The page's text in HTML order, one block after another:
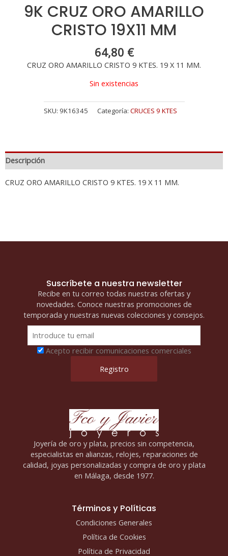
9K CRUZ ORO AMARILLO
CRISTO 19X11 MM
64,80 €
CRUZ ORO AMARILLO CRISTO 9 KTES. 19 X 11 MM.
Sin existencias
SKU: 9K16345 Categoría: CRUCES 9 KTES
Descripción
CRUZ ORO AMARILLO CRISTO 9 KTES. 19 X 11 MM.
Suscríbete a nuestra newsletter
Recibe en tu correo todas nuestras ofertas y
novedades. Conoce nuestras promociones de
temporada y nuestras nuevas colecciones y consejos.
Acepto recibir comunicaciones comerciales
Joyería de oro y plata, precios sin competencia,
especialistas en alianzas, relojes, reparaciones de
calidad, joyas personalizadas y compra de oro y plata
en Málaga, desde 1977.
Términos y Políticas
Condiciones Generales
Política de Cookies
Política de Privacidad